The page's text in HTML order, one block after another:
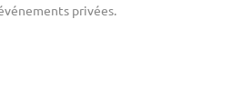
privées.